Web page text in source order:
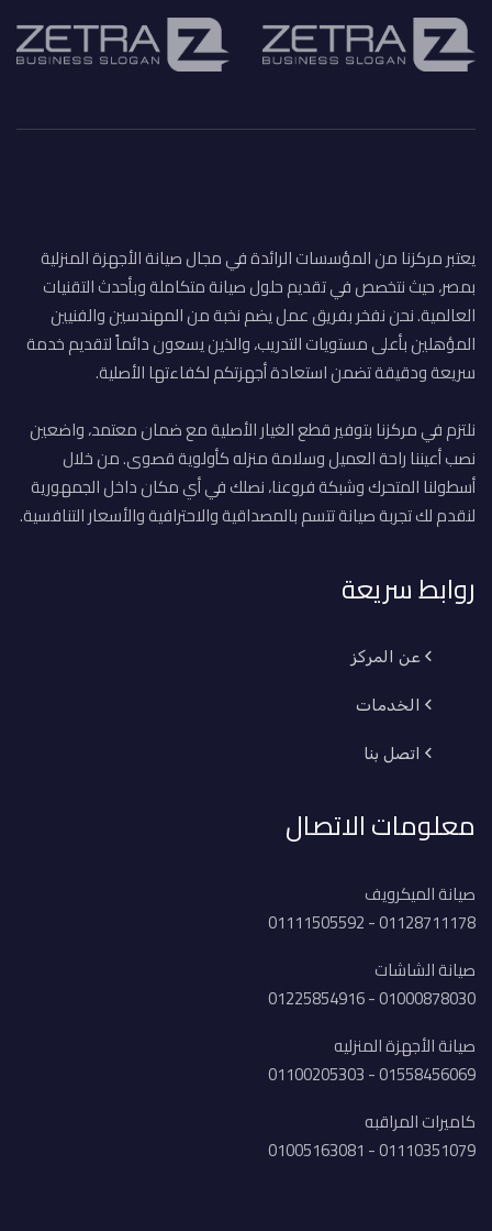
يعتبر مركزنا من المؤسسات الرائدة في مجال صيانة الأجهزة المنزلية
بمصر، حيث نتخصص في تقديم حلول صيانة متكاملة وبأحدث التقنيات
العالمية. نحن نفخر بفريق عمل يضم نخبة من المهندسين والفنيين
المؤهلين بأعلى مستويات التدريب، والذين يسعون دائماً لتقديم خدمة
سريعة ودقيقة تضمن استعادة أجهزتكم لكفاءتها الأصلية.
نلتزم في مركزنا بتوفير قطع الغيار الأصلية مع ضمان معتمد، واضعين
نصب أعيننا راحة العميل وسلامة منزله كأولوية قصوى. من خلال
أسطولنا المتحرك وشبكة فروعنا، نصلك في أي مكان داخل الجمهورية
لنقدم لك تجربة صيانة تتسم بالمصداقية والاحترافية والأسعار التنافسية.
روابط سريعة
عن المركز
الخدمات
اتصل بنا
معلومات الاتصال
صيانة الميكرويف
01128711178 - 01111505592
صيانة الشاشات
01000878030 - 01225854916
صيانة الأجهزة المنزليه
01558456069 - 01100205303
كاميرات المراقبه
01110351079 - 01005163081